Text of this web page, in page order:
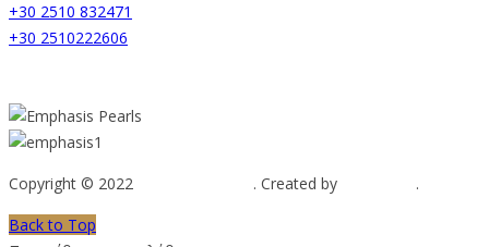
+30 2510 832471
+30 2510222606
Copyright © 2022 . Created by
.
Back to Top